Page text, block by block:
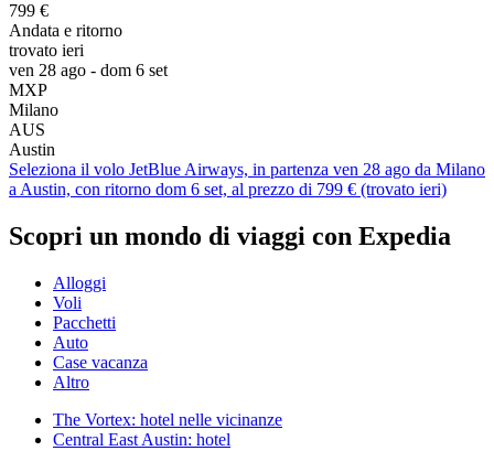
799 €
Andata e ritorno
trovato ieri
ven 28 ago - dom 6 set
MXP
Milano
AUS
Austin
Seleziona il volo JetBlue Airways, in partenza ven 28 ago da Milano
a Austin, con ritorno dom 6 set, al prezzo di 799 € (trovato ieri)
Scopri un mondo di viaggi con Expedia
Alloggi
Voli
Pacchetti
Auto
Case vacanza
Altro
The Vortex: hotel nelle vicinanze
Central East Austin: hotel